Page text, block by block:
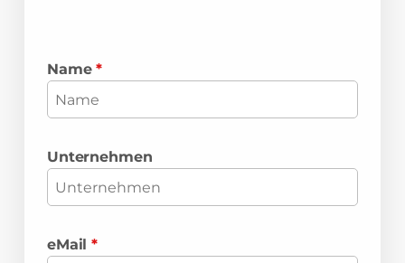
Name*
Unternehmen
eMail*